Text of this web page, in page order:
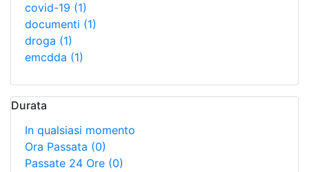
covid-19 (1)
documenti (1)
droga (1)
emcdda (1)
Durata
In qualsiasi momento
Ora Passata (0)
Passate 24 Ore (0)